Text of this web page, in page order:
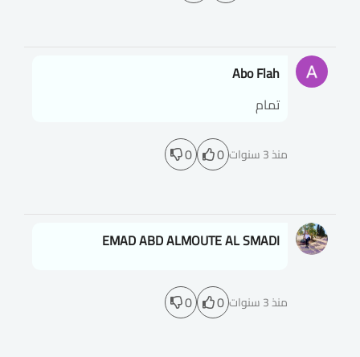
Abo Flah
تمام
منذ 3 سنوات 0
0
EMAD ABD ALMOUTE AL SMADI
منذ 3 سنوات 0
0